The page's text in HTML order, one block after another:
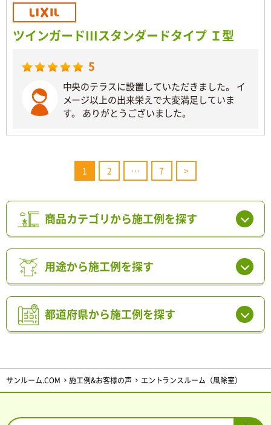
ツインガードIIIスタンダードタイプ Ｉ型
5
中央のテラスに設置していただきました。 イ
メージ以上の出来栄えで大変満足していま
す。 ありがとうございました。
1 2 … 7 >
商品カテゴリから施工例を探す
用途から施工例を探す
都道府県から施工例を探す
サンルーム.COM 施工例&お客様の声 エントランスルーム（風除室）